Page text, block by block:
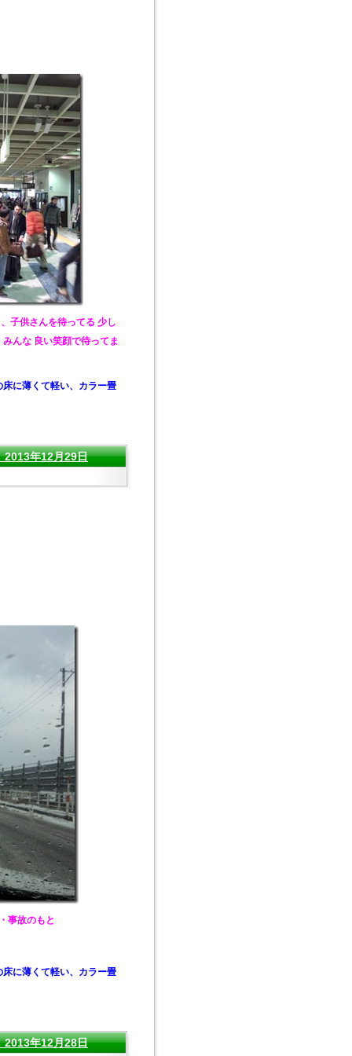
子供さんを待ってる 少し
んな 良い笑顔で待ってま
に薄くて軽い、カラー畳
2013年12月29日
事故のもと
に薄くて軽い、カラー畳
2013年12月28日